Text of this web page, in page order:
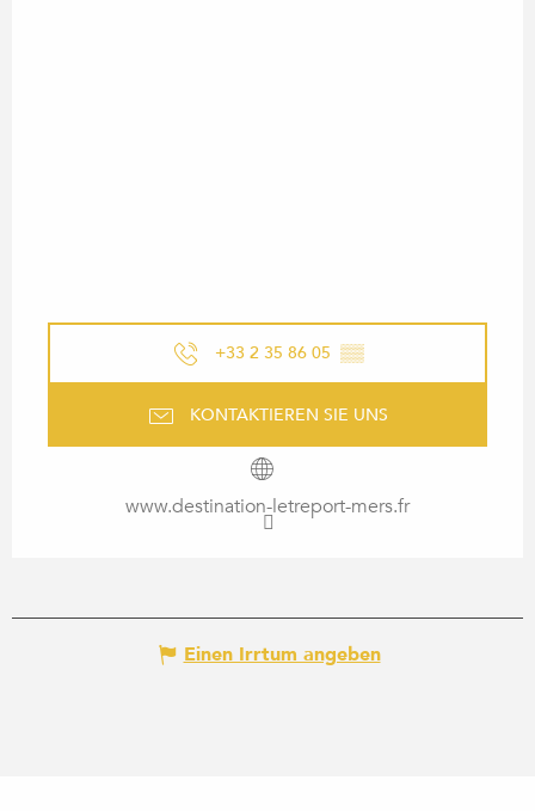
+33 2 35 86 05 ▒▒
KONTAKTIEREN SIE UNS
www.destination-letreport-mers.fr
Einen Irrtum angeben